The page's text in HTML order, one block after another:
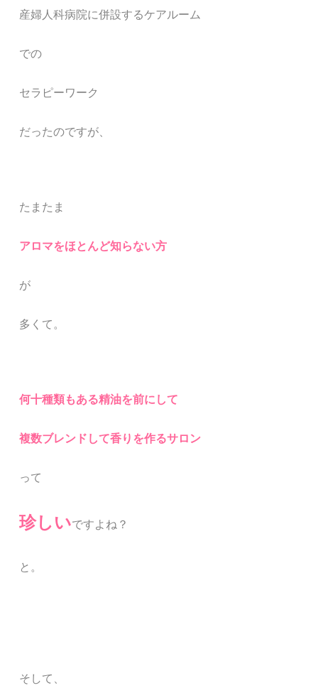
産婦人科病院に併設するケアルーム
での
セラピーワーク
だったのですが、
たまたま
アロマをほとんど知らない方
が
多くて。
何十種類もある精油を前にして
複数ブレンドして香りを作るサロン
って
珍しいですよね？
と。
そして、